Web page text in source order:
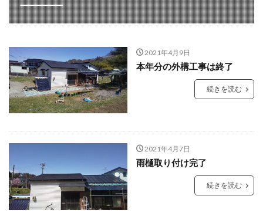
2021年4月9日
本年分の外構工事は終了
続きを読む
2021年4月7日
雨樋取り付け完了
続きを読む